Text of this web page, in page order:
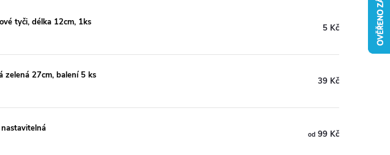
tyči, délka 12cm, 1ks
5 Kč
zelená 27cm, balení 5 ks
39 Kč
od 99 Kč